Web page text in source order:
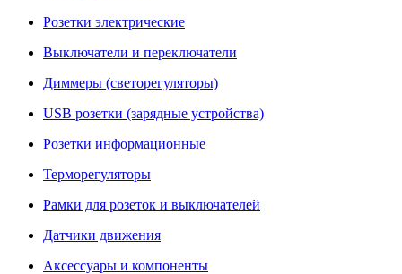
Розетки электрические
Выключатели и переключатели
Диммеры (светорегуляторы)
USB розетки (зарядные устройства)
Розетки информационные
Терморегуляторы
Рамки для розеток и выключателей
Датчики движения
Аксессуары и компоненты